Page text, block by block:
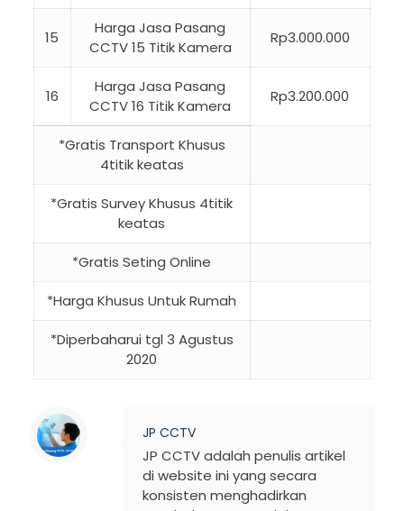
15
Harga Jasa Pasang
CCTV 15 Titik Kamera
Rp3.000.000
16
Harga Jasa Pasang
CCTV 16 Titik Kamera
Rp3.200.000
*Gratis Transport Khusus
4titik keatas
*Gratis Survey Khusus 4titik
keatas
*Gratis Seting Online
*Harga Khusus Untuk Rumah
*Diperbaharui tgl 3 Agustus
2020
JP CCTV
JP CCTV adalah penulis artikel
di website ini yang secara
konsisten menghadirkan